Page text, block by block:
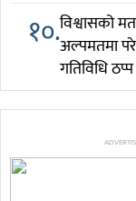
१०.विश्वासको
अल्पमतमा
गतिविधि ठप्प